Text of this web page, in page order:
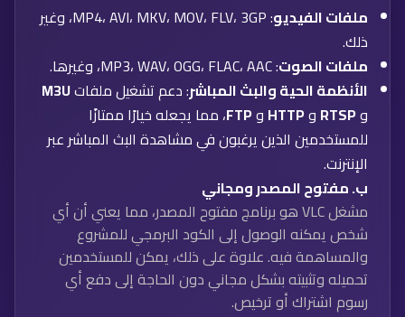
ملفات الفيديو
: MP4، AVI، MKV، MOV، FLV، 3GP، وغير
ذلك.
ملفات الصوت: MP3، WAV، OGG، FLAC، AAC، وغيرها.
الأنظمة الحية والبث المباشر: دعم تشغيل ملفاتM3U
وRTSP وHTTP وFTP، مما يجعله خيارًا ممتازًا
للمستخدمين الذين يرغبون في مشاهدة البث المباشر عبر
الإنترنت.
ب.مفتوح المصدر ومجاني
مشغل VLC هو برنامج مفتوح المصدر، مما يعني أن أي
شخص يمكنه الوصول إلى الكود البرمجي للمشروع
والمساهمة فيه. علاوة على ذلك، يمكن للمستخدمين
تحميله وتثبيته بشكل مجاني دون الحاجة إلى دفع أي
رسوم اشتراك أو ترخيص.